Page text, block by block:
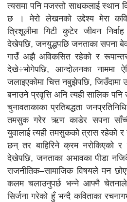
त्यसमा पनि मजस्तो साधकलाई स्थान
छ । मेरो लेखनको उद्देश्य मेरा
त्रिशूलीमा गिटी कुटेर जीवन
देखेपछि, जनयुद्धपछि जनताका सपना
गाउँ अझै अविकसित रहेको र
देखे÷भोगेपछि, आन्दोलनका नाममा
जलाइएकोमा चित्त नबुझेपछि, जिउँदामा
बनाउने प्रवृत्ति अनि त्यही सालिक
चुनावताकाका प्रतिबद्धता
तमसुक गरेर ऋण काडेर सपना
युवालाई त्यही तमसुकको त्रास रहेको र
छन् तर बाहिरिने क्रम नरोकिएको र
देखेपछि, जनताका अभावका पीडा
राजनीतिक–सामाजिक विषयले मन
कलम चलाउनुपर्छ भन्ने आफ्नै चेतनाले
सिर्जना गरेको हुँ भन्दै कविताका